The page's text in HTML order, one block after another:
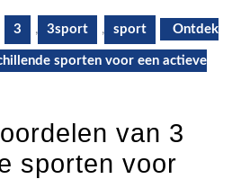
3 , 3sport , sport Ontdek
sporten voor een actieve
van 3
sporten voor